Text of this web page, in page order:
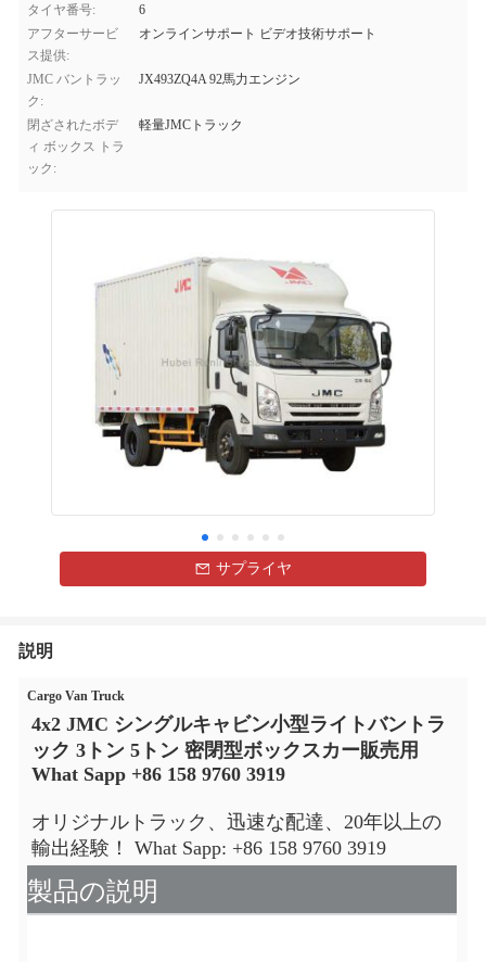
タイヤ番号:
6
アフターサービ
ス提供:
オンラインサポート ビデオ技術サポート
JMC バントラッ
ク:
JX493ZQ4A 92馬力エンジン
閉ざされたボデ
ィ ボックス トラ
ック:
軽量JMCトラック
サプライヤ
説明
Cargo Van Truck
4x2 JMC シングルキャビン小型ライトバントラ
ック 3トン 5トン 密閉型ボックスカー販売用
What Sapp +86 158 9760 3919
オリジナルトラック、迅速な配達、20年以上の
輸出経験！ What Sapp: +86 158 9760 3919
製品の説明